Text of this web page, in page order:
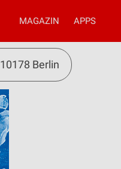
MAGAZIN APPS
10178 Berlin